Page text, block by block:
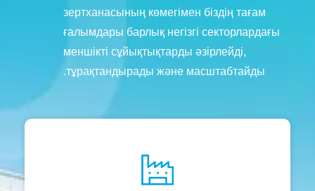
зертханасының көмегімен біздің тағам
ғалымдары барлық негізгі секторлардағы
меншікті сұйықтықтарды әзірлейді,
тұрақтандырады және масштабтайды.